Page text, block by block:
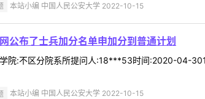
本站小编 中国人民公安大学 2022-10-15
公布了士兵加分名单申加分到普通计划
院:不区分院系所提问人:18***53时间:2020-04-
本站小编 中国人民公安大学 2022-10-15